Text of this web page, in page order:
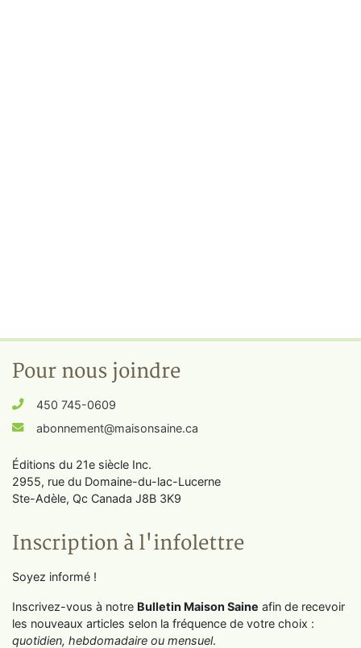
Pour nous joindre
450 745-0609
abonnement@maisonsaine.ca
Éditions du 21e siècle Inc.
2955, rue du Domaine-du-lac-Lucerne
Ste-Adèle, Qc Canada J8B 3K9
Inscription à l'infolettre
Soyez informé !
Inscrivez-vous à notre Bulletin Maison Saine afin de recevoir
les nouveaux articles selon la fréquence de votre choix :
quotidien, hebdomadaire ou mensuel.